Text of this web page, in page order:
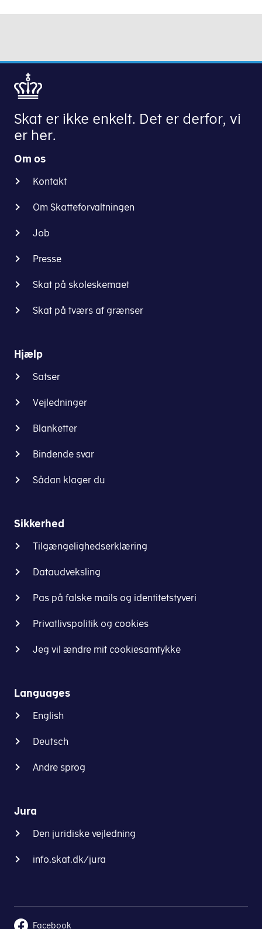
Skat er ikke enkelt. Det er derfor, vi
er her.
Om os
Kontakt
Om Skatteforvaltningen
Job
Presse
Skat på skoleskemaet
Skat på tværs af grænser
Hjælp
Satser
Vejledninger
Blanketter
Bindende svar
Sådan klager du
Sikkerhed
Tilgængelighedserklæring
Dataudveksling
Pas på falske mails og identitetstyveri
Privatlivspolitik og cookies
Jeg vil ændre mit cookiesamtykke
Languages
English
Deutsch
Andre sprog
Jura
Den juridiske vejledning
info.skat.dk/jura
Facebook